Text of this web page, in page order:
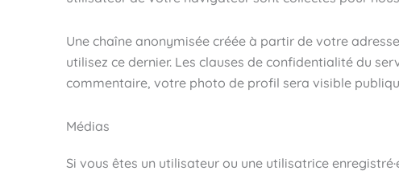
Une chaîne anonymisée créée à partir de votre
utilisez ce dernier. Les clauses de confidentialité du
commentaire, votre photo de profil sera visible
Médias
Si vous êtes un utilisateur ou une utilisatrice